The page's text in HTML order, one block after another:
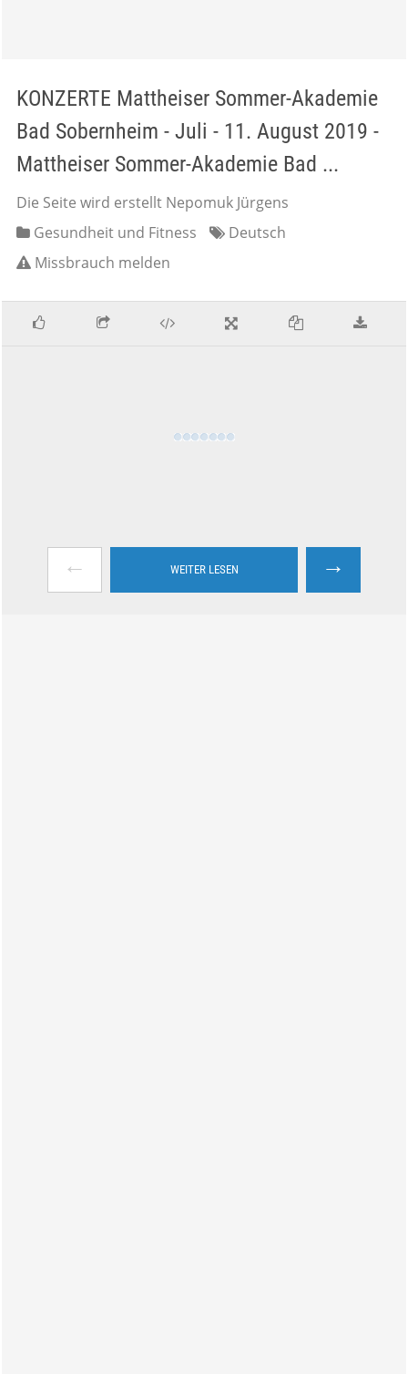
KONZERTE Mattheiser Sommer-Akademie
Bad Sobernheim - Juli - 11. August 2019 -
Mattheiser Sommer-Akademie Bad ...
Die Seite wird erstellt Nepomuk Jürgens
Gesundheit und Fitness
Deutsch
Missbrauch melden
← WEITER LESEN →